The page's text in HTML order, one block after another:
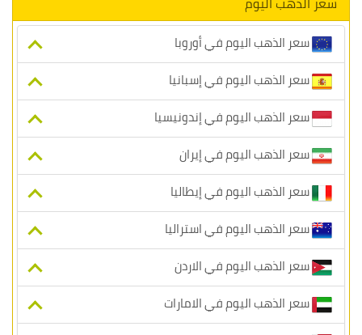
سعر الذهب اليوم في أوروبا
سعر الذهب اليوم في إسبانيا
سعر الذهب اليوم في إندونيسيا
سعر الذهب اليوم في إيران
سعر الذهب اليوم في إيطاليا
سعر الذهب اليوم في استراليا
سعر الذهب اليوم في الاردن
سعر الذهب اليوم في الامارات